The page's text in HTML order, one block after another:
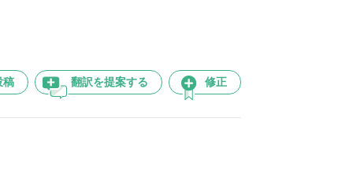
稿 翻訳を提案する 修正